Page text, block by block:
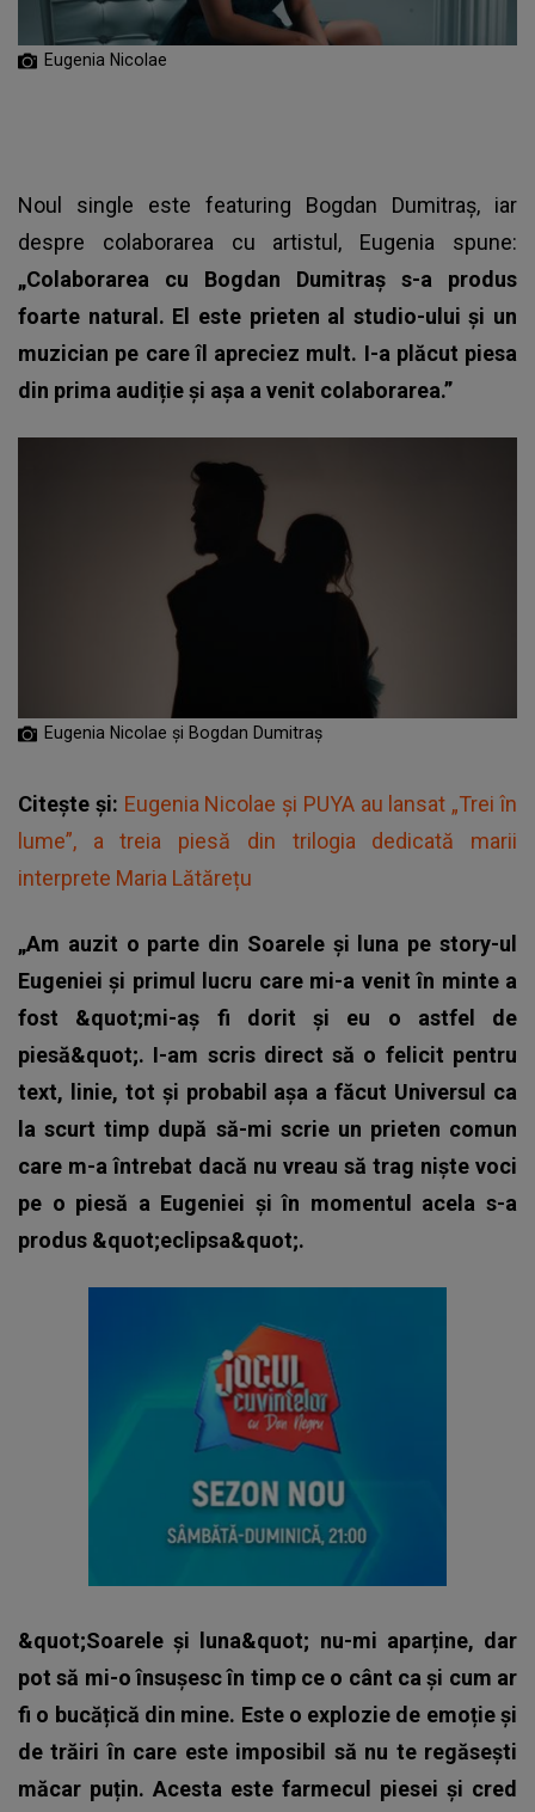
Eugenia Nicolae
Noul single este featuring Bogdan Dumitraș, iar
despre colaborarea cu artistul, Eugenia spune:
„Colaborarea cu Bogdan Dumitraș s-a produs
foarte natural. El este prieten al studio-ului și un
muzician pe care îl apreciez mult. I-a plăcut piesa
din prima audiție și așa a venit colaborarea.”
Eugenia Nicolae și Bogdan Dumitraș
Citește și: Eugenia Nicolae și PUYA au lansat „Trei în
lume”, a treia piesă din trilogia dedicată marii
interprete Maria Lătărețu
„Am auzit o parte din Soarele și luna pe story-ul
Eugeniei și primul lucru care mi-a venit în minte a
fost &quot;mi-aș fi dorit și eu o astfel de
piesă&quot;. I-am scris direct să o felicit pentru
text, linie, tot și probabil așa a făcut Universul ca
la scurt timp după să-mi scrie un prieten comun
care m-a întrebat dacă nu vreau să trag niște voci
pe o piesă a Eugeniei și în momentul acela s-a
produs &quot;eclipsa&quot;.
&quot;Soarele și luna&quot; nu-mi aparține, dar
pot să mi-o însușesc în timp ce o cânt ca și cum ar
fi o bucățică din mine. Este o explozie de emoție și
de trăiri în care este imposibil să nu te regăsești
măcar puțin. Acesta este farmecul piesei și cred